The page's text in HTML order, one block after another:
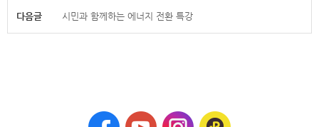
다음글 시민과 함께하는 에너지 전환 특강